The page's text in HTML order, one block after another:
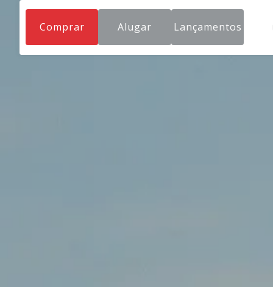
Comprar Alugar Lançamentos